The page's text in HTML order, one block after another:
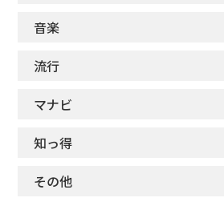
音楽
流行
マナビ
知っ得
その他